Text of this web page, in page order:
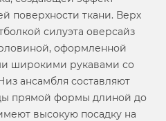
поверхности ткани. Верх
силуэта оверсайз
оформленной
широкими рукавами со
ансамбля составляют
прямой формы длиной до
высокую посадку на